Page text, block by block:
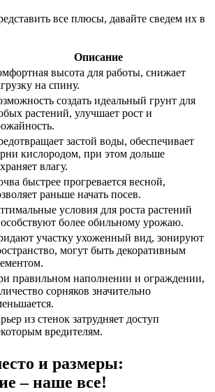
все плюсы, давайте сведем их в
Описание
высота для работы, снижает
на спину.
создать идеальный грунт для
растений, улучшает рост и
застой воды, обеспечивает
кислородом, при этом дольше
влагу.
быстрее прогревается весной,
раньше начать посев.
условия для роста растений
более обильному урожаю.
участку ухоженный вид, зонируют
могут быть декоративным
правильном наполнении и ограждении,
сорняков значительно
из стенок затрудняет доступ
вредителям.
и размеры:
– наше все!